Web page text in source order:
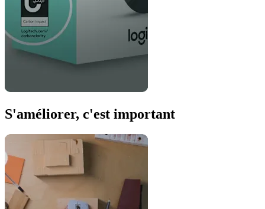
S'améliorer, c'est important